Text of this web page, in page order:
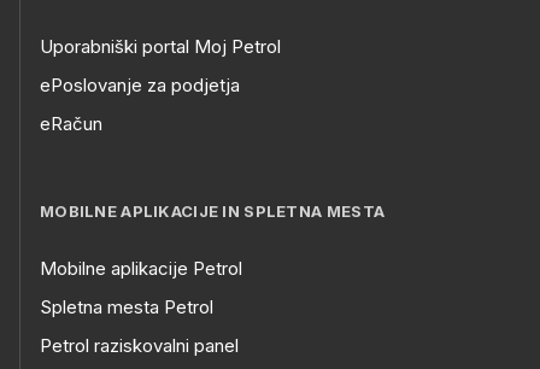
Uporabniški portal Moj Petrol
ePoslovanje za podjetja
eRačun
MOBILNE APLIKACIJE IN SPLETNA MESTA
Mobilne aplikacije Petrol
Spletna mesta Petrol
Petrol raziskovalni panel